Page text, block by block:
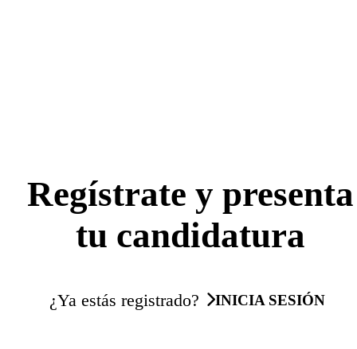
Regístrate y presenta
tu candidatura
¿Ya estás registrado? INICIA SESIÓN